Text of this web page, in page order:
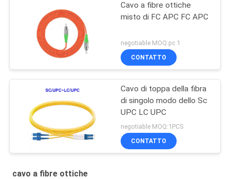
Cavo a fibre ottiche
misto di FC APC FC APC
negotiable MOQ:pc 1
CONTATTO
Cavo di toppa della fibra
di singolo modo dello Sc
UPC LC UPC
negotiable MOQ:1PCS
CONTATTO
cavo a fibre ottiche